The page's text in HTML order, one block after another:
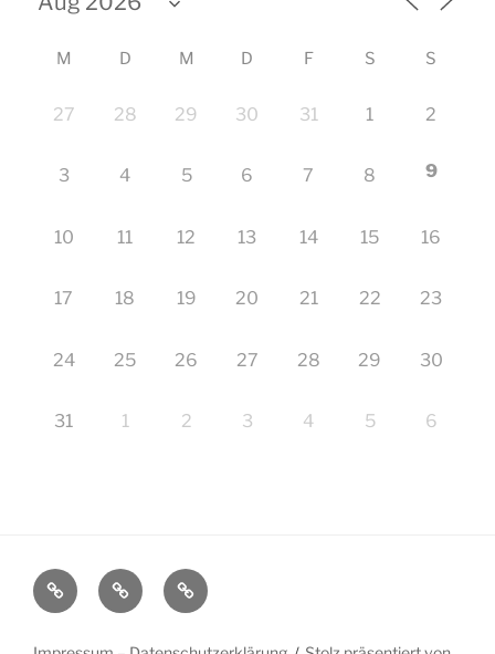
M D M D F S S
27 28 29 30 31 1 2
3 4 5 6 7 8 9
10 11 12 13 14 15 16
17 18 19 20 21 22 23
24 25 26 27 28 29 30
31 1 2 3 4 5 6
StartseiteImpressum
–
Veranstaltungen